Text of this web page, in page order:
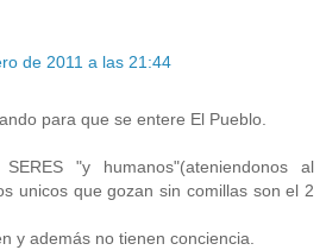
de 2011 a las 21:44
para que se entere El Pueblo.
"y humanos"(ateniendonos al
unicos que gozan sin comillas son el 2
y además no tienen conciencia.